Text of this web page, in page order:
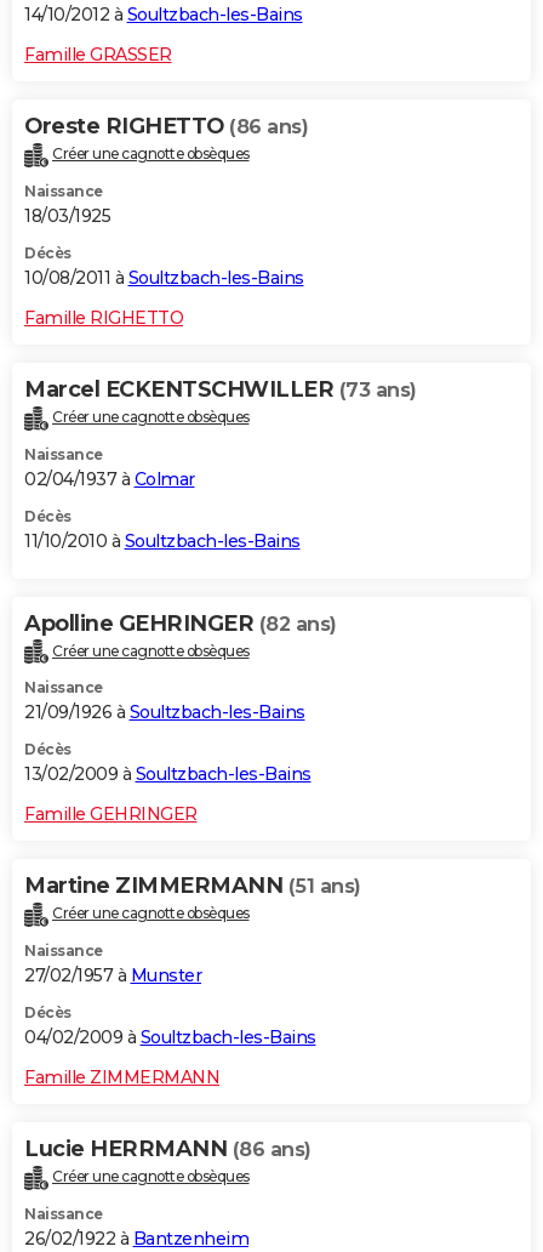
14/10/2012 à Soultzbach-les-Bains
Famille GRASSER
Oreste RIGHETTO (86 ans)
Créer une cagnotte obsèques
Naissance
18/03/1925
Décès
10/08/2011 à Soultzbach-les-Bains
Famille RIGHETTO
Marcel ECKENTSCHWILLER (73 ans)
Créer une cagnotte obsèques
Naissance
02/04/1937 à Colmar
Décès
11/10/2010 à Soultzbach-les-Bains
Apolline GEHRINGER (82 ans)
Créer une cagnotte obsèques
Naissance
21/09/1926 à Soultzbach-les-Bains
Décès
13/02/2009 à Soultzbach-les-Bains
Famille GEHRINGER
Martine ZIMMERMANN (51 ans)
Créer une cagnotte obsèques
Naissance
27/02/1957 à Munster
Décès
04/02/2009 à Soultzbach-les-Bains
Famille ZIMMERMANN
Lucie HERRMANN (86 ans)
Créer une cagnotte obsèques
Naissance
26/02/1922 à Bantzenheim